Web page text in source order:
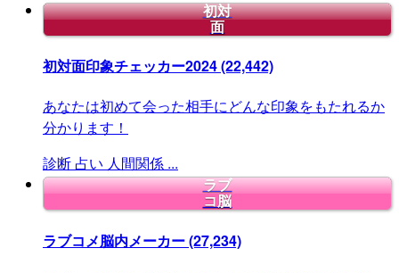
初対
面
初対面印象チェッカー2024(22,442)
あなたは初めて会った相手にどんな印象をもたれるか
分かります！
診断 占い 人間関係 ...
ラブ
コ脳
ラブコメ脳内メーカー(27,234)